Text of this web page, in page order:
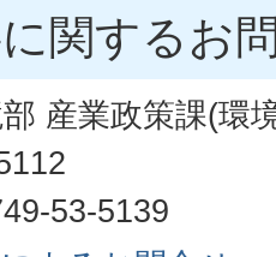
関するお
産業政策課(環
53-5139